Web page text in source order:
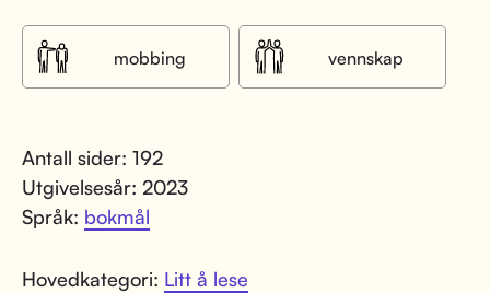
mobbing vennskap
Antall sider: 192
Utgivelsesår: 2023
Språk: bokmål
Hovedkategori: Litt å lese